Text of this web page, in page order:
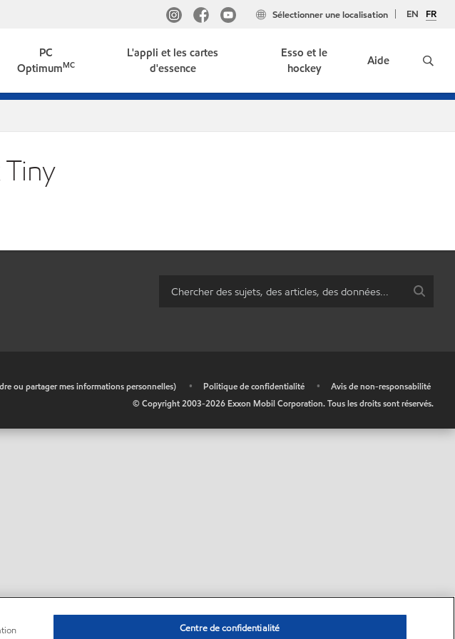
EN FR
Sélectionner une localisation
PC
OptimumMC
L'appli et les cartes
d'essence
Esso et le
hockey
Aide
ou partager mes informations personnelles) • Politique de confidentialité •
Avis de non-responsabilité
© Copyright 2003-2026 Exxon Mobil Corporation. Tous les droits sont réservés.
Centre de confidentialité